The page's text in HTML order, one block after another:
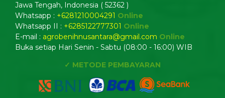
Jawa Tengah, Indonesia ( 52362 )
Whatsapp : +6281210004291 Online
Whatsapp II : +6285122777301 Online
E-mail : agrobenihnusantara@gmail.com Online
Buka setiap Hari Senin - Sabtu (08:00 - 16:00) WIB
✓ METODE PEMBAYARAN